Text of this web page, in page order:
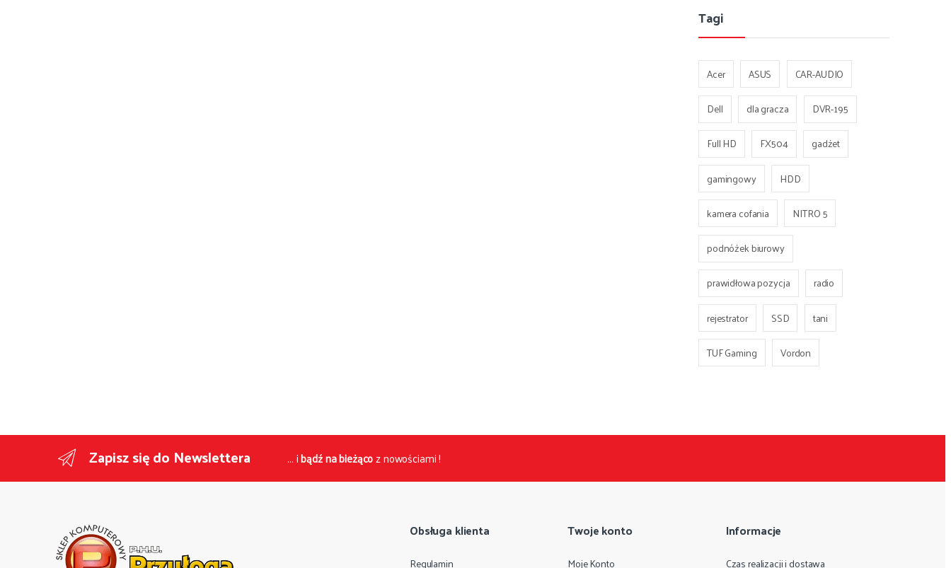
Tagi
Acer ASUS
CAR-AUDIO
Dell
dla gracza
DVR-195
Full HD
FX504
gadżet
gamingowy
HDD
kamera cofania
NITRO 5
podnóżek biurowy
prawidłowa pozycja
radio
rejestrator
SSD
tani
TUF Gaming
Vordon
Zapisz się do Newslettera ... ibądź na bieżącoz nowościami !
Obsługa klienta
Regulamin
Twoje konto
Moje Konto
Informacje
Czas realizacji i dostawa